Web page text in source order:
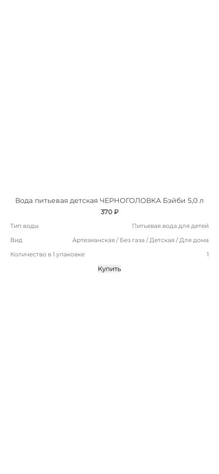
Вода питьевая детская ЧЕРНОГОЛОВКА Бэйби 5,0 л
370 ₽
Тип воды
Питьевая вода для детей
Вид
Артезианская / Без газа / Детская / Для дома
Количество в 1 упаковке
1
Купить